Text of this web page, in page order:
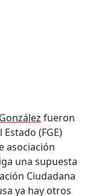
fueron
(FGE)
asociación
una supuesta
Ciudadana
ya hay otros